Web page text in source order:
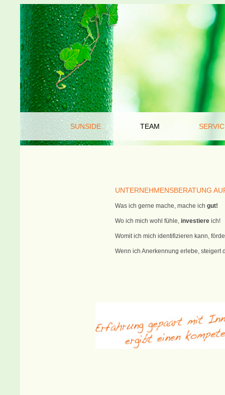
SUNSIDE TEAM
UNTERNEHMENSBERATUNG
Was ich gerne mache, mache ich gut!
Wo ich mich wohl fühle, investiere ich!
Womit ich mich identifizieren kann,
Wenn ich Anerkennung erlebe, steigert